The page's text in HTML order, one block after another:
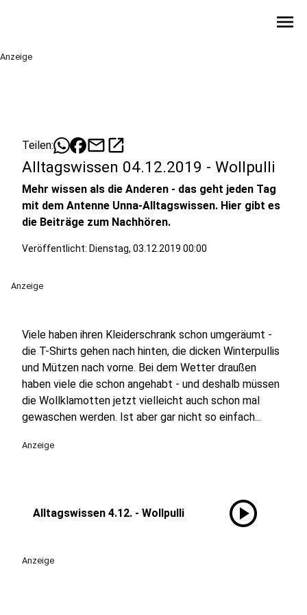
menu
Anzeige
Teilen: mailopen_in_new
Alltagswissen 04.12.2019 - Wollpulli
Mehr wissen als die Anderen - das geht jeden Tag
mit dem Antenne Unna-Alltagswissen. Hier gibt es
die Beiträge zum Nachhören.
Veröffentlicht: Dienstag, 03.12.2019 00:00
Anzeige
Viele haben ihren Kleiderschrank schon umgeräumt -
die T-Shirts gehen nach hinten, die dicken Winterpullis
und Mützen nach vorne. Bei dem Wetter draußen
haben viele die schon angehabt - und deshalb müssen
die Wollklamotten jetzt vielleicht auch schon mal
gewaschen werden. Ist aber gar nicht so einfach...
Anzeige
Alltagswissen 4.12. - Wollpulli play_circle
Anzeige